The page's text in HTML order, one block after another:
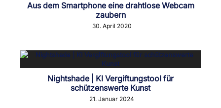
Aus dem Smartphone eine drahtlose Webcam
zaubern
30. April 2020
Nightshade | KI Vergiftungstool für
schützenswerte Kunst
21. Januar 2024